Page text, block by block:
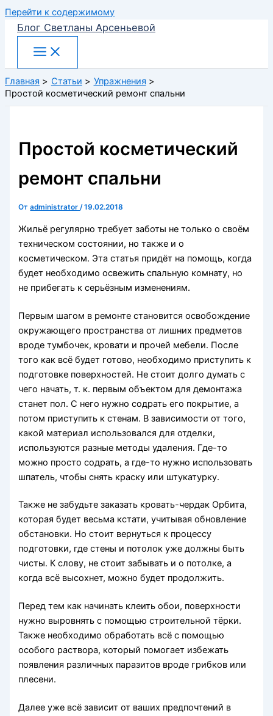
Перейти к содержимому
Блог Светланы Арсеньевой
Главная Статьи
Упражнения
Простой косметический ремонт спальни
Простой косметический
ремонт спальни
Отadministrator/19.02.2018
Жильё регулярно требует заботы не только о своём
техническом состоянии, но также и о
косметическом. Эта статья придёт на помощь, когда
будет необходимо освежить спальную комнату, но
не прибегать к серьёзным изменениям.
Первым шагом в ремонте становится освобождение
окружающего пространства от лишних предметов
вроде тумбочек, кровати и прочей мебели. После
того как всё будет готово, необходимо приступить к
подготовке поверхностей. Не стоит долго думать с
чего начать, т. к. первым объектом для демонтажа
станет пол. С него нужно содрать его покрытие, а
потом приступить к стенам. В зависимости от того,
какой материал использовался для отделки,
используются разные методы удаления. Где-то
можно просто содрать, а где-то нужно использовать
шпатель, чтобы снять краску или штукатурку.
Также не забудьте заказать кровать-чердак Орбита,
которая будет весьма кстати, учитывая обновление
обстановки. Но стоит вернуться к процессу
подготовки, где стены и потолок уже должны быть
чисты. К слову, не стоит забывать и о потолке, а
когда всё высохнет, можно будет продолжить.
Перед тем как начинать клеить обои, поверхности
нужно выровнять с помощью строительной тёрки.
Также необходимо обработать всё с помощью
особого раствора, который помогает избежать
появления различных паразитов вроде грибков или
плесени.
Далее уже всё зависит от ваших предпочтений в